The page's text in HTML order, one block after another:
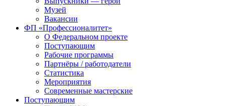
Музей
Вакансии
ФП «Профессионалитет»
О Федеральном проекте
Поступающим
Рабочие программы
Партнёры / работодатели
Статистика
Мероприятия
Современные мастерские
Поступающим